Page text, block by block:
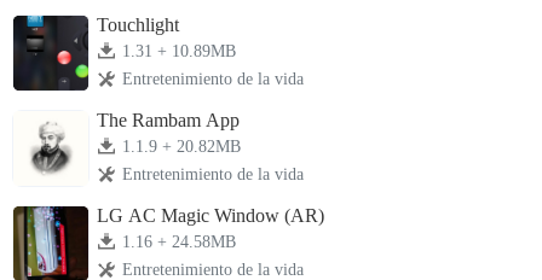
Touchlight
1.31 + 10.89MB
Entretenimiento de la vida
The Rambam App
1.1.9 + 20.82MB
Entretenimiento de la vida
LG AC Magic Window (AR)
1.16 + 24.58MB
Entretenimiento de la vida